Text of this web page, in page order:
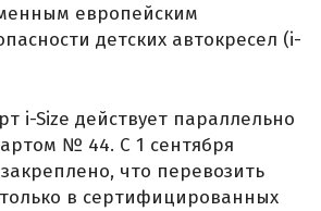
европейским
детских автокресел (i-
i-Size действует параллельно
№ 44. С 1 сентября
что перевозить
в сертифицированных